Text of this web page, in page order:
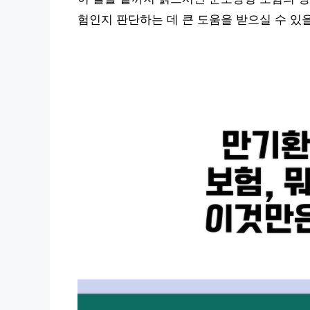
험인지 판단하는 데 큰 도움을 받으실 수 있